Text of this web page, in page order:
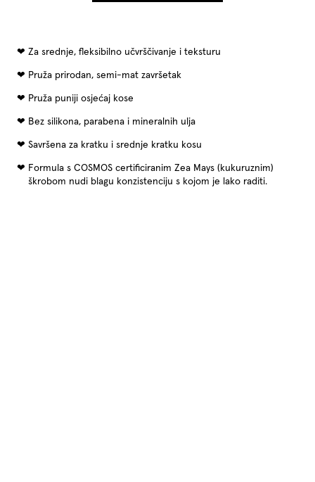
Za srednje, fleksibilno učvrščivanje i teksturu
Pruža prirodan, semi-mat završetak
Pruža puniji osjećaj kose
Bez silikona, parabena i mineralnih ulja
Savršena za kratku i srednje kratku kosu
Formula s COSMOS certificiranim Zea Mays (kukuruznim)
škrobom nudi blagu konzistenciju s kojom je lako raditi.